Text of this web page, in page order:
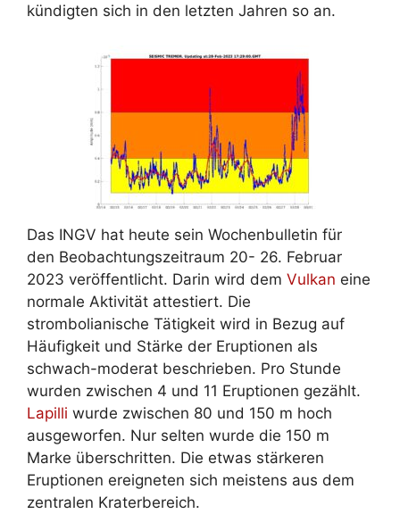
kündigten sich in den letzten Jahren so an.
Das INGV hat heute sein Wochenbulletin für
den Beobachtungszeitraum 20- 26. Februar
2023 veröffentlicht. Darin wird dem Vulkan eine
normale Aktivität attestiert. Die
strombolianische Tätigkeit wird in Bezug auf
Häufigkeit und Stärke der Eruptionen als
schwach-moderat beschrieben. Pro Stunde
wurden zwischen 4 und 11 Eruptionen gezählt.
Lapilli wurde zwischen 80 und 150 m hoch
ausgeworfen. Nur selten wurde die 150 m
Marke überschritten. Die etwas stärkeren
Eruptionen ereigneten sich meistens aus dem
zentralen Kraterbereich.